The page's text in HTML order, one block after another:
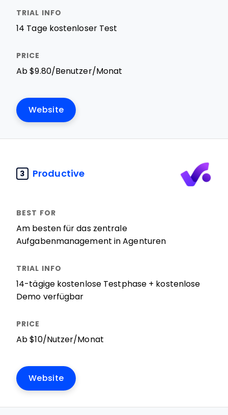
14 Tage kostenloser Test
Ab $9.80/Benutzer/Monat
Website
3 Productive
Am besten für das zentrale
Aufgabenmanagement in Agenturen
14-tägige kostenlose Testphase + kostenlose
Demo verfügbar
Ab $10/Nutzer/Monat
Website